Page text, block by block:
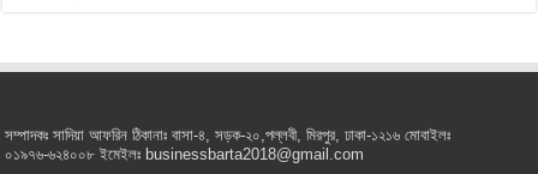
সম্পাদকঃ সাদিয়া আফরিন ঠিকানাঃ বাসা-৪, সড়ক-২০,পল্লবী, মিরপুর, ঢাকা-১২১৬ মোবাইলঃ
০১৯৭৬-৬২৪০০৮ ইমেইলঃ businessbarta2018@gmail.com